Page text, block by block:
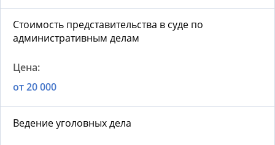
Стоимость представительства в суде по
административным делам
от 20 000
Ведение уголовных дела